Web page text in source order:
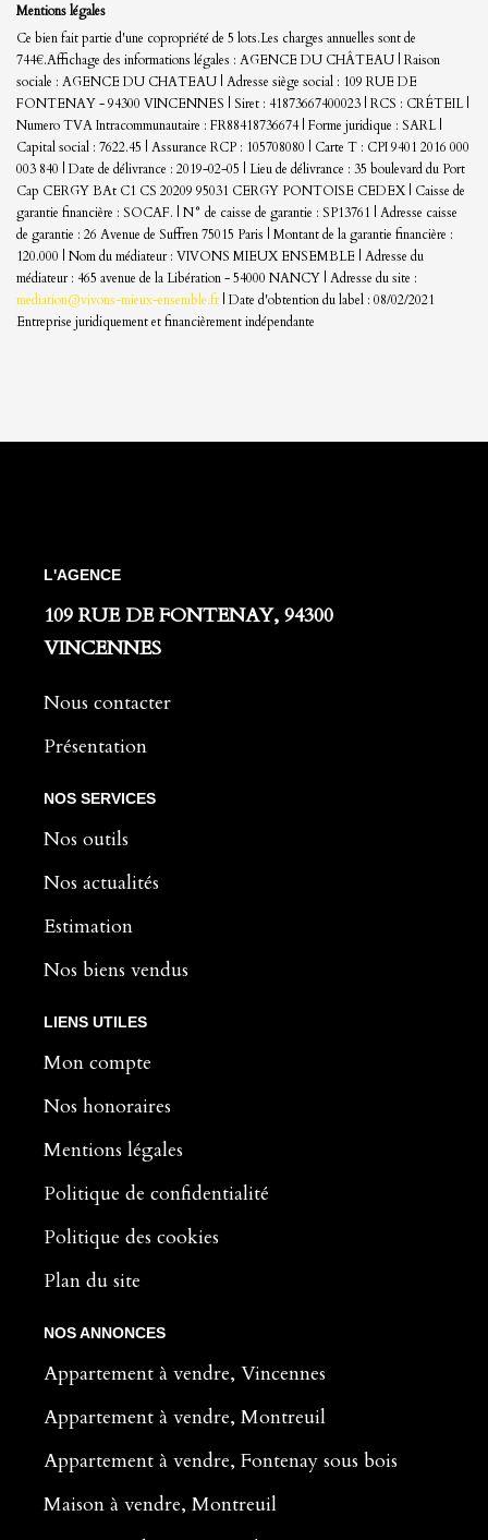
Mentions légales
Ce bien fait partie d'une copropriété de 5 lots.Les charges annuelles sont de
744€.Affichage des informations légales : AGENCE DU CHÂTEAU | Raison
sociale : AGENCE DU CHATEAU | Adresse siège social : 109 RUE DE
FONTENAY - 94300 VINCENNES | Siret : 41873667400023 | RCS : CRÉTEIL |
Numero TVA Intracommunautaire : FR88418736674 | Forme juridique : SARL |
Capital social : 7622.45 | Assurance RCP : 105708080 | Carte T : CPI 9401 2016 000
003 840 | Date de délivrance : 2019-02-05 | Lieu de délivrance : 35 boulevard du Port
Cap CERGY BAt C1 CS 20209 95031 CERGY PONTOISE CEDEX | Caisse de
garantie financière : SOCAF. | N° de caisse de garantie : SP13761 | Adresse caisse
de garantie : 26 Avenue de Suffren 75015 Paris | Montant de la garantie financière :
120.000 | Nom du médiateur : VIVONS MIEUX ENSEMBLE | Adresse du
médiateur : 465 avenue de la Libération - 54000 NANCY | Adresse du site :
mediation@vivons-mieux-ensemble.fr| Date d'obtention du label : 08/02/2021
Entreprise juridiquement et financièrement indépendante
L'AGENCE
109 RUE DE FONTENAY, 94300
VINCENNES
Nous contacter
Présentation
NOS SERVICES
Nos outils
Nos actualités
Estimation
Nos biens vendus
LIENS UTILES
Mon compte
Nos honoraires
Mentions légales
Politique de confidentialité
Politique des cookies
Plan du site
NOS ANNONCES
Appartement à vendre, Vincennes
Appartement à vendre, Montreuil
Appartement à vendre, Fontenay sous bois
Maison à vendre, Montreuil